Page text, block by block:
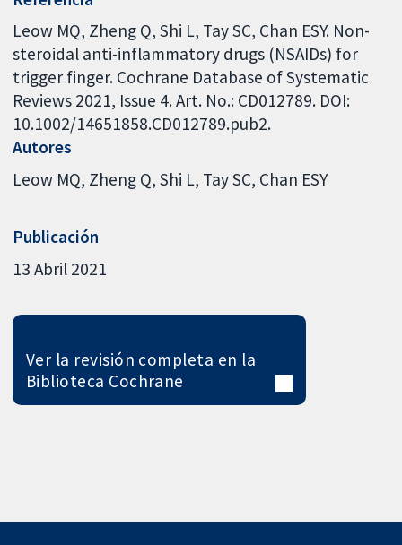
Leow MQ, Zheng Q, Shi L, Tay SC, Chan ESY. Non-
steroidal anti-inflammatory drugs (NSAIDs) for
trigger finger. Cochrane Database of Systematic
Reviews 2021, Issue 4. Art. No.: CD012789. DOI:
10.1002/14651858.CD012789.pub2.
Autores
Leow MQ Zheng Q Shi L Tay SC Chan ESY
Publicación
13 Abril 2021
Ver la revisión completa en la
Biblioteca Cochrane